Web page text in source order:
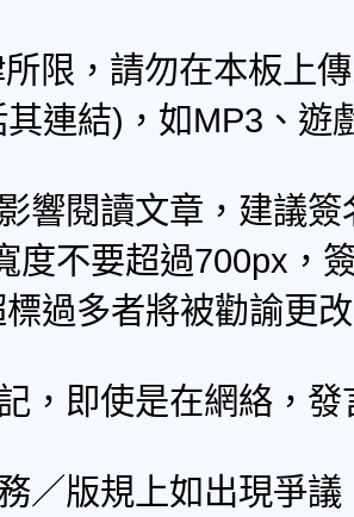
限，請勿在本板上
連結)，如MP3、遊
響閱讀文章，建議
度不要超過700px，
過多者將被勸諭更
，即使是在網絡，
／版規上如出現爭